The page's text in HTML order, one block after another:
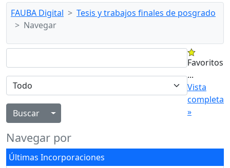
FAUBA Digital
Tesis y trabajos finales de posgrado
Navegar
Alternar menú desplegable
Favoritos
...
Vista
completa
»
Navegar por
Últimas Incorporaciones